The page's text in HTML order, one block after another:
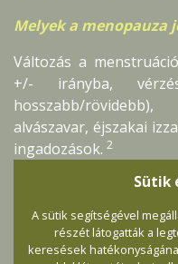
Melyek a menopauza
Változás a
+/- irányba,
hosszabb/
alvászavar, éjszakai
ingadozások. 2
Hogyan hat a CBD
A
Sütik
A sütik segítségével
részét látogatták a
keresések